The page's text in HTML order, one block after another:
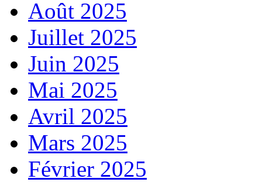
Août 2025
Juillet 2025
Juin 2025
Mai 2025
Avril 2025
Mars 2025
Février 2025